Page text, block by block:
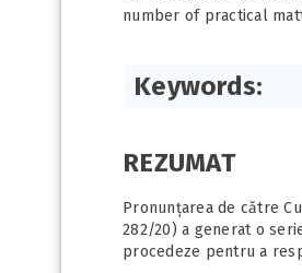
number of practical
Keywords:
REZUMAT
Pronunțarea de către
282/20) a generat o
procedeze pentru a